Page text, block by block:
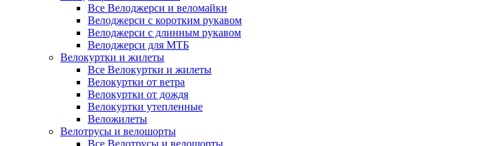
Все Велоджерси и веломайки
Велоджерси с коротким рукавом
Велоджерси с длинным рукавом
Велоджерси для МТБ
Велокуртки и жилеты
Все Велокуртки и жилеты
Велокуртки от ветра
Велокуртки от дождя
Велокуртки утепленные
Веложилеты
Велотрусы и велошорты
Все Велотрусы и велошорты